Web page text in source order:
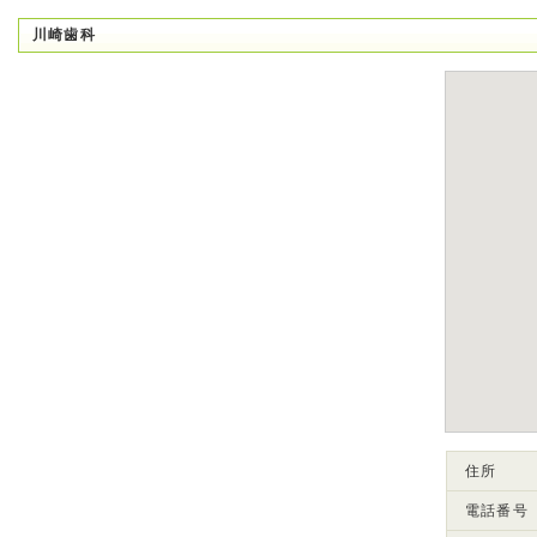
川崎歯科
住所
電話番号